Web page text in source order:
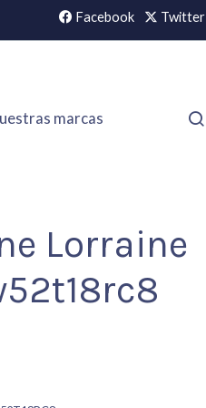
Facebook Twitter
marcas
Lorraine